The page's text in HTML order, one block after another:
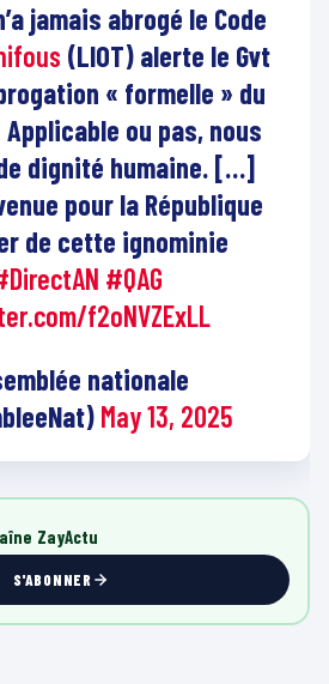
jamais abrogé le Code
(LIOT) alerte le Gvt
« formelle » du
Applicable ou pas, nous
dignité humaine. […]
pour la République
de cette ignominie
#QAG
f2oNVZExLL
nationale
May 13, 2025
ZayActu
S'ABONNER